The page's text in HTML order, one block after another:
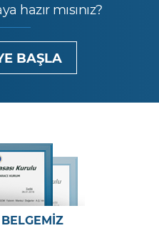
hazır mısınız?
BAŞLA